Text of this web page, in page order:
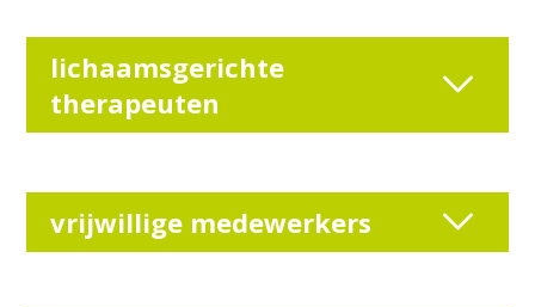
lichaamsgerichte
therapeuten
vrijwillige medewerkers